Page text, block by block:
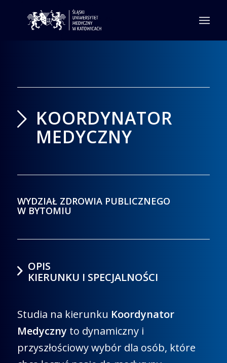
KOORDYNATOR
MEDYCZNY
WYDZIAŁ ZDROWIA PUBLICZNEGO
W BYTOMIU
OPIS
KIERUNKU I SPECJALNOŚCI
Studia na kierunku Koordynator
Medyczny to dynamiczny i
przyszłościowy wybór dla osób, które